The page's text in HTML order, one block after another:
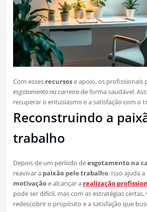
Com esses recursose apoio, os profissionais
esgotamento na carreirade forma saudável.
recuperar o entusiasmo e a satisfação com o
Reconstruindo a
trabalho
Depois de um período deesgotamento na
reavivar a paixão pelo trabalho. Isso ajuda
motivaçãoe alcançar a realização
pode ser difícil, mas com as estratégias certas,
redescobrir o propósito e a satisfação que